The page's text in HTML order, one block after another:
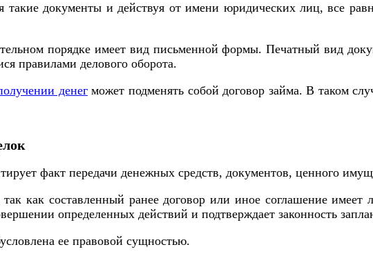
документы и действуя от имени юридических лиц, все
порядке имеет вид письменной формы. Печатный вид
правилами делового оборота.
денегможет подменять собой договор займа. В таком
факт передачи денежных средств, документов, ценного
как составленный ранее договор или иное соглашение
определенных действий и подтверждает законность
ее правовой сущностью.